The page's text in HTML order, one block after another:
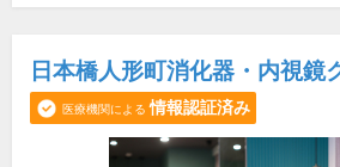
日本橋人形町消化器・内視鏡
医療機関による 情報認証済み